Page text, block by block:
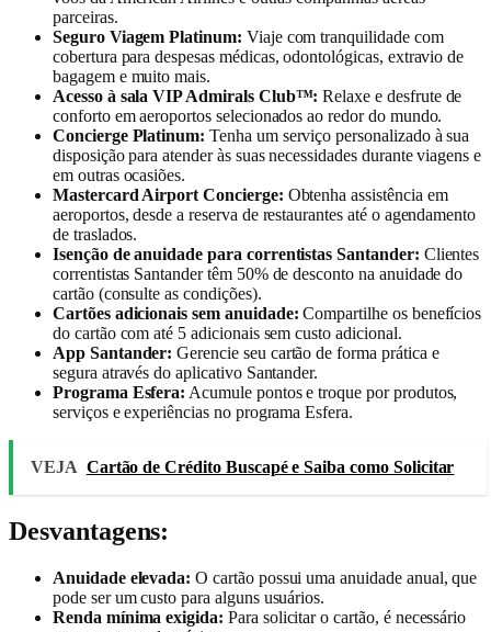
parceiras.
Seguro Viagem Platinum: Viaje com tranquilidade com
cobertura para despesas médicas, odontológicas, extravio de
bagagem e muito mais.
Acesso à sala VIP Admirals Club™: Relaxe e desfrute de
conforto em aeroportos selecionados ao redor do mundo.
Concierge Platinum: Tenha um serviço personalizado à sua
disposição para atender às suas necessidades durante viagens e
em outras ocasiões.
Mastercard Airport Concierge: Obtenha assistência em
aeroportos, desde a reserva de restaurantes até o agendamento
de traslados.
Isenção de anuidade para correntistas Santander: Clientes
correntistas Santander têm 50% de desconto na anuidade do
cartão (consulte as condições).
Cartões adicionais sem anuidade: Compartilhe os benefícios
do cartão com até 5 adicionais sem custo adicional.
App Santander: Gerencie seu cartão de forma prática e
segura através do aplicativo Santander.
Programa Esfera: Acumule pontos e troque por produtos,
serviços e experiências no programa Esfera.
VEJA Cartão de Crédito Buscapé e Saiba como Solicitar
Desvantagens:
Anuidade elevada: O cartão possui uma anuidade anual, que
pode ser um custo para alguns usuários.
Renda mínima exigida: Para solicitar o cartão, é necessário